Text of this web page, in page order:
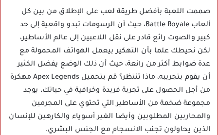
صممت اللعبة بأفضل طريقة لعب على الإطلاق من بين كل
ألعاب Battle Royale، حيث أن الرسومات تبدو واقعية إلى حد
كبير والصوت رائع قادر على نقل اللاعبين إلى عالم الأساطير،
لكن نحيطك علما بأن التهكير بيعمل الهواتف المحمولة مع
عدة ضوابط أكثر من رائعة، حيث أن ذلك الوضع يفضل الكثير
أن يقوم بتجريبه، ماذا تنتظر؟ قم بتحميل Apex Legends مهكرة
من أجل الحصول على تجربة فريدة وخرافية في حياتك، يوجد
مجموعة ضخمة من الأساطير التي تحتوي على المجرمين
والمحاربين المطلوبين وأيضا الغير أسوياء والكارهين للإنسان
الذين يحاولون تجنب الانسجام مع الجنس البشري.